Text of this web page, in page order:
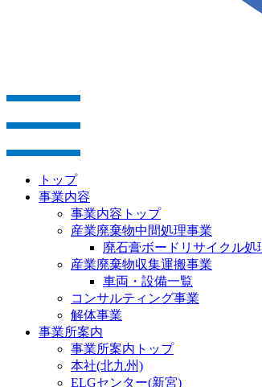
トップ
事業内容
事業内容トップ
産業廃棄物中間処理事業
廃石膏ボードリサイクル処
産業廃棄物収集運搬事業
車両・設備一覧
コンサルティング事業
解体事業
事業所案内
事業所案内トップ
本社(北九州)
ELGセンター(新宮)